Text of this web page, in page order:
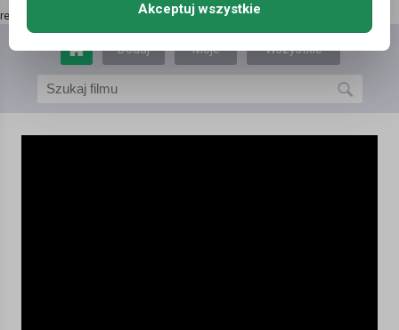
reklama | kup tutaj
Dodaj Moje Wszystkie
Akceptuj wszystkie